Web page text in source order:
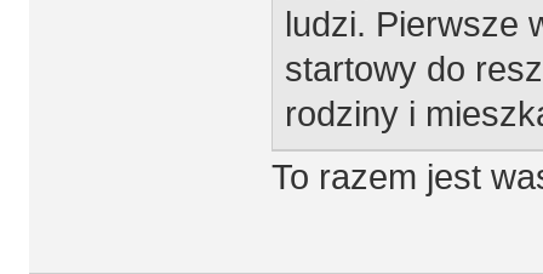
ludzi. Pierwsze
startowy do
rodziny i
To razem jest